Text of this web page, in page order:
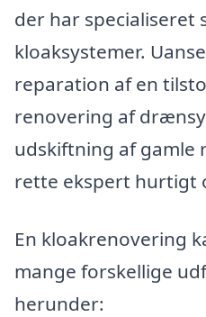
der har specialiseret
kloaksystemer.
reparation af en
renovering af
udskiftning af gamle
rette ekspert hurtigt
En kloakrenovering
mange forskellige
herunder: